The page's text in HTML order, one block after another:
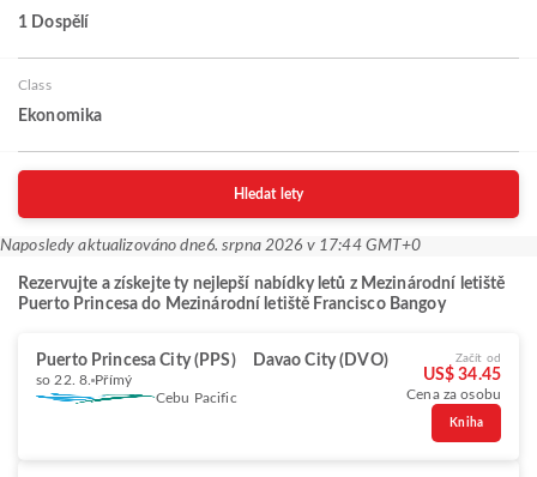
1 Dospělí
Class
Ekonomika
Hledat lety
Naposledy aktualizováno dne6. srpna 2026 v 17:44 GMT+0
Rezervujte a získejte ty nejlepší nabídky letů z Mezinárodní letiště
Puerto Princesa do Mezinárodní letiště Francisco Bangoy
Puerto Princesa City (PPS) Davao City (DVO)
so 22. 8. Přímý
Cebu Pacific
Začít od
US$ 34.45
Cena za osobu
Kniha